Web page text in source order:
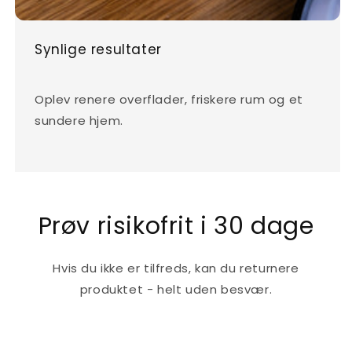
Synlige resultater
Oplev renere overflader, friskere rum og et
sundere hjem.
Prøv risikofrit i 30 dage
Hvis du ikke er tilfreds, kan du returnere
produktet - helt uden besvær.